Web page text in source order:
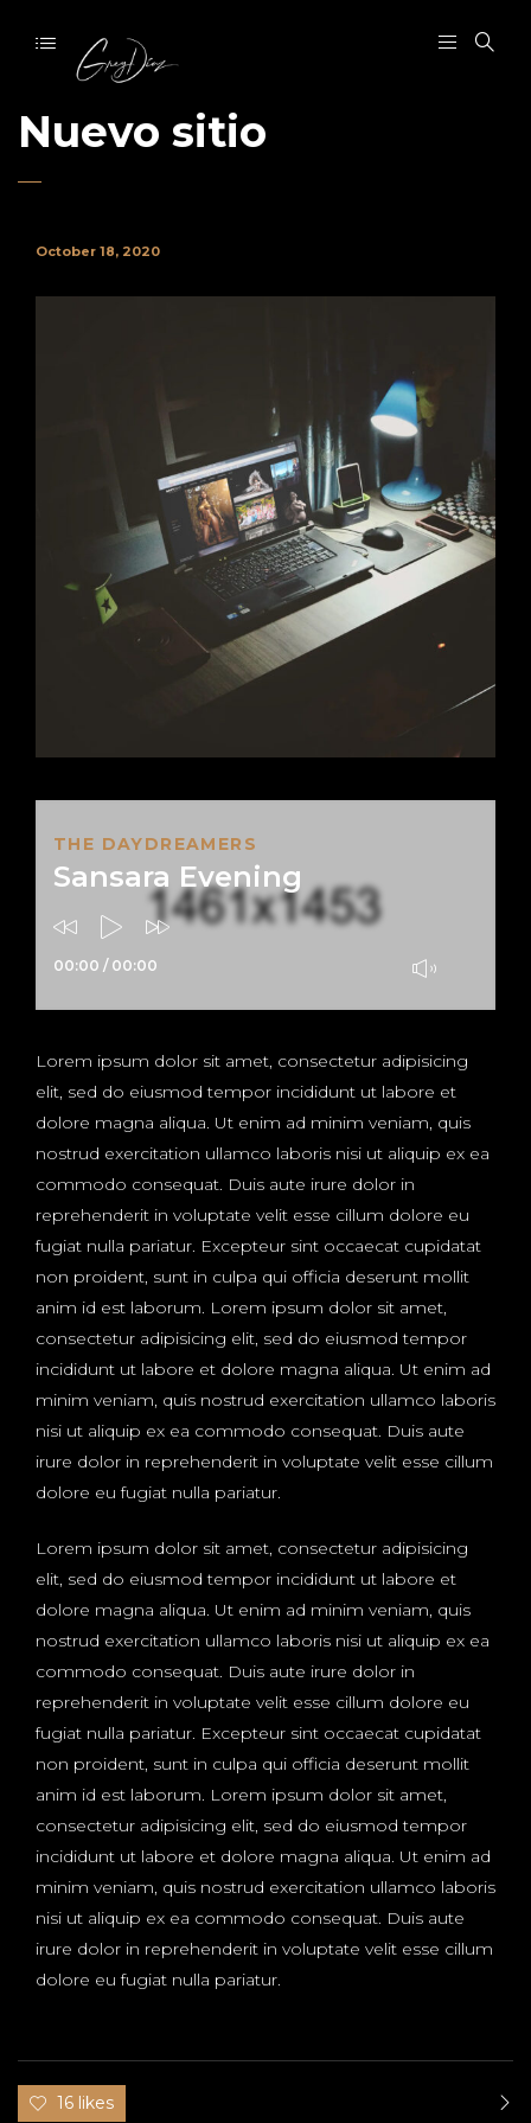
Nuevo sitio
October 18, 2020
THE DAYDREAMERS
Sansara Evening
00:00 / 00:00
Lorem ipsum dolor sit amet, consectetur adipisicing
elit, sed do eiusmod tempor incididunt ut labore et
dolore magna aliqua. Ut enim ad minim veniam, quis
nostrud exercitation ullamco laboris nisi ut aliquip ex ea
commodo consequat. Duis aute irure dolor in
reprehenderit in voluptate velit esse cillum dolore eu
fugiat nulla pariatur. Excepteur sint occaecat cupidatat
non proident, sunt in culpa qui officia deserunt mollit
anim id est laborum. Lorem ipsum dolor sit amet,
consectetur adipisicing elit, sed do eiusmod tempor
incididunt ut labore et dolore magna aliqua. Ut enim ad
minim veniam, quis nostrud exercitation ullamco laboris
nisi ut aliquip ex ea commodo consequat. Duis aute
irure dolor in reprehenderit in voluptate velit esse cillum
dolore eu fugiat nulla pariatur.
Lorem ipsum dolor sit amet, consectetur adipisicing
elit, sed do eiusmod tempor incididunt ut labore et
dolore magna aliqua. Ut enim ad minim veniam, quis
nostrud exercitation ullamco laboris nisi ut aliquip ex ea
commodo consequat. Duis aute irure dolor in
reprehenderit in voluptate velit esse cillum dolore eu
fugiat nulla pariatur. Excepteur sint occaecat cupidatat
non proident, sunt in culpa qui officia deserunt mollit
anim id est laborum. Lorem ipsum dolor sit amet,
consectetur adipisicing elit, sed do eiusmod tempor
incididunt ut labore et dolore magna aliqua. Ut enim ad
minim veniam, quis nostrud exercitation ullamco laboris
nisi ut aliquip ex ea commodo consequat. Duis aute
irure dolor in reprehenderit in voluptate velit esse cillum
dolore eu fugiat nulla pariatur.
16 likes